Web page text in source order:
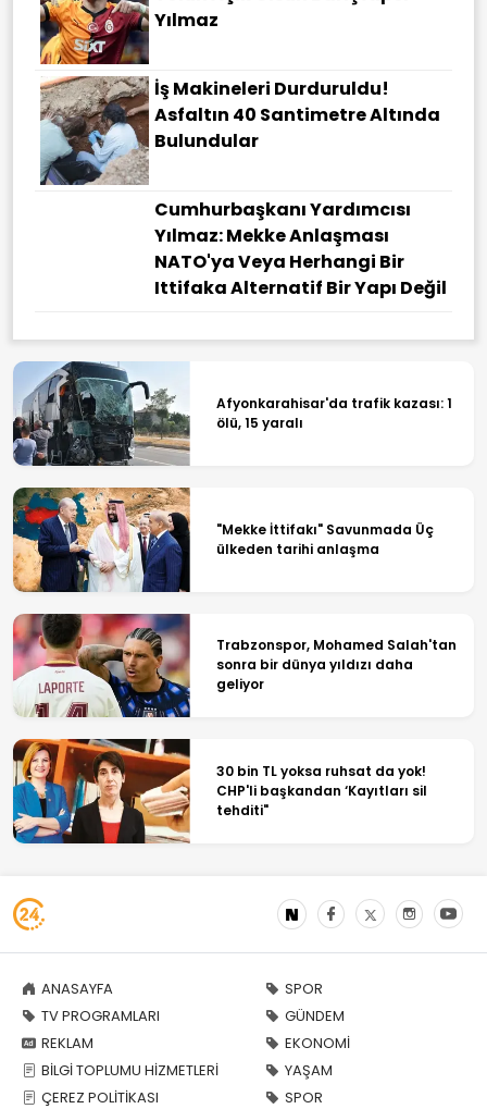
Yılmaz
İş Makineleri Durduruldu!
Asfaltın 40 Santimetre Altında
Bulundular
Cumhurbaşkanı Yardımcısı
Yılmaz: Mekke Anlaşması
NATO'ya Veya Herhangi Bir
Ittifaka Alternatif Bir Yapı Değil
Afyonkarahisar'da trafik kazası: 1
ölü, 15 yaralı
"Mekke İttifakı" Savunmada Üç
ülkeden tarihi anlaşma
Trabzonspor, Mohamed Salah'tan
sonra bir dünya yıldızı daha
geliyor
30 bin TL yoksa ruhsat da yok!
CHP'li başkandan ‘Kayıtları sil
tehditi"
ANASAYFA
TV PROGRAMLARI
REKLAM
BİLGİ TOPLUMU HİZMETLERİ
ÇEREZ POLİTİKASI
SPOR
GÜNDEM
EKONOMİ
YAŞAM
SPOR